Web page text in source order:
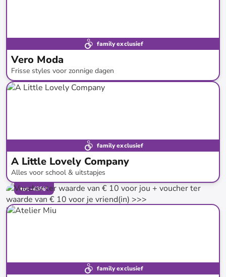
family exclusief
Vero Moda
Frisse styles voor zonnige dagen
tot-60%*
family exclusief
A Little Lovely Company
Alles voor school & uitstapjes
tot-43%*
family exclusief